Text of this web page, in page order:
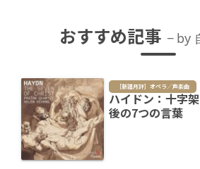
おすすめ記事 by
［新譜月評］オペラ／声楽曲
ハイドン：十字
後の7つの言葉